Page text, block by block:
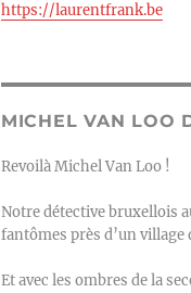
https://laurentfrank.be
MICHEL VAN LOO
Revoilà Michel Van Loo !
Notre détective bruxellois
fantômes près d’un village
Et avec les ombres de la